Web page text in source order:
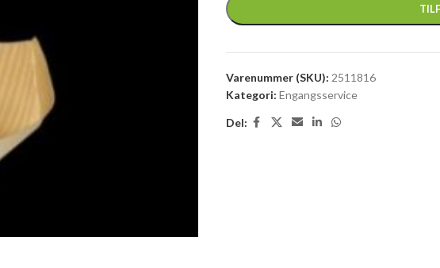
Varenummer (SKU): 2511816
Kategori: Engangsservice
Del: